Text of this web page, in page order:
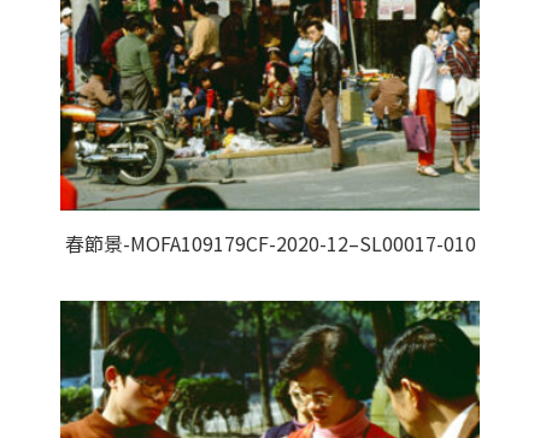
春節景-MOFA109179CF-2020-12–SL00017-010